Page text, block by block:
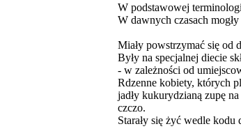
W podstawowej
W dawnych czasach
Miały powstrzymać się od
Były na specjalnej diecie
- w zależności od
Rdzenne kobiety, których
jadły kukurydzianą zupę
czczo.
Starały się żyć wedle